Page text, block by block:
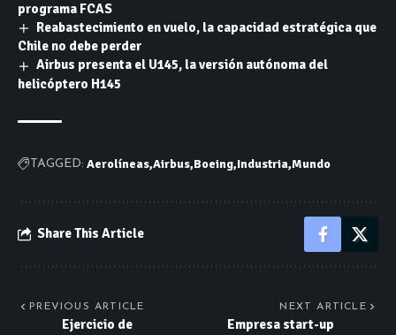
programa FCAS
Reabastecimiento en vuelo, la capacidad estratégica que
Chile no debe perder
Airbus presenta el U145, la versión autónoma del
helicóptero H145
TAGGED: Aerolíneas Airbus Boeing Industria Mundo
Share This Article
PREVIOUS ARTICLE
Ejercicio de
NEXT ARTICLE
Empresa start-up